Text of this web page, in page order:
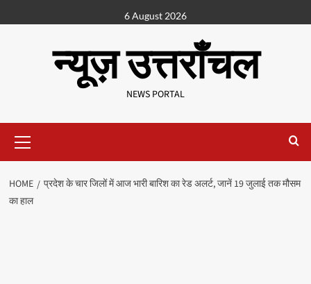
6 August 2026
न्यूज़ उत्तराँचल
NEWS PORTAL
HOME
प्रदेश के चार जिलों में आज भारी बारिश का रेड अलर्ट, जानें 19 जुलाई तक मौसम
का हाल